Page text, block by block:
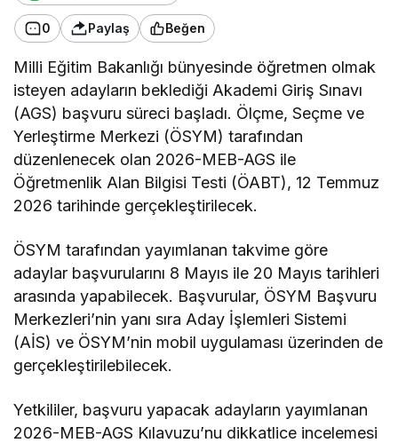
0 Paylaş Beğen
Milli Eğitim Bakanlığı bünyesinde öğretmen olmak
isteyen adayların beklediği Akademi Giriş Sınavı
(AGS) başvuru süreci başladı. Ölçme, Seçme ve
Yerleştirme Merkezi (ÖSYM) tarafından
düzenlenecek olan 2026-MEB-AGS ile
Öğretmenlik Alan Bilgisi Testi (ÖABT), 12 Temmuz
2026 tarihinde gerçekleştirilecek.
ÖSYM tarafından yayımlanan takvime göre
adaylar başvurularını 8 Mayıs ile 20 Mayıs tarihleri
arasında yapabilecek. Başvurular, ÖSYM Başvuru
Merkezleri’nin yanı sıra Aday İşlemleri Sistemi
(AİS) ve ÖSYM’nin mobil uygulaması üzerinden de
gerçekleştirilebilecek.
Yetkililer, başvuru yapacak adayların yayımlanan
2026-MEB-AGS Kılavuzu’nu dikkatlice incelemesi